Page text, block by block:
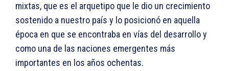
mixtas, que es el arquetipo que le dio un crecimiento
sostenido a nuestro país y lo posicionó en aquella
época en que se encontraba en vías del desarrollo y
como una de las naciones emergentes más
importantes en los años ochentas.